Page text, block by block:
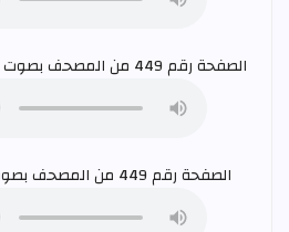
الصفحة رقم 449 من المصحف بصوت الشيخ
الصفحة رقم 449 من المصحف بصوت الشيخ